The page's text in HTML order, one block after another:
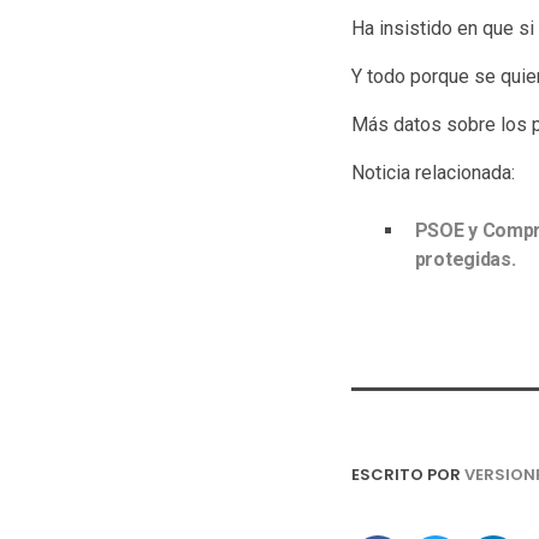
Ha insistido en que
Y todo porque se
Más datos sobre los
Noticia relacionada:
PSOE y
protegidas.
ESCRITO POR